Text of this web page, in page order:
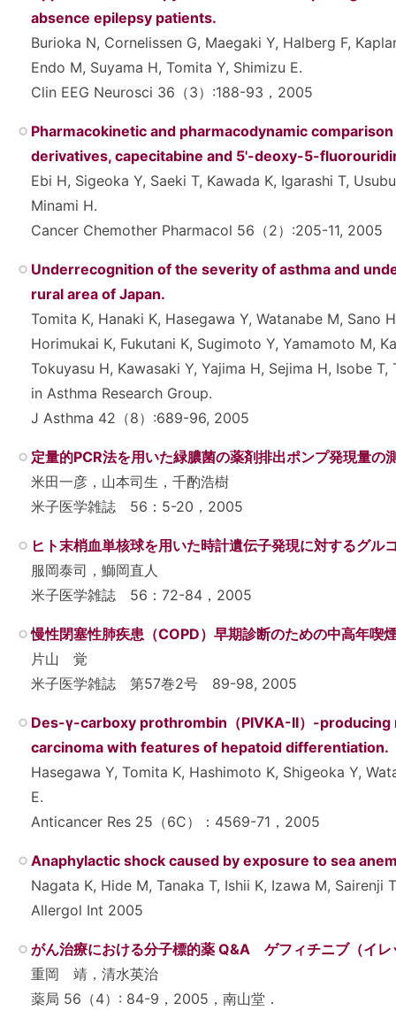
absence epilepsy patients.
Burioka N, Cornelissen G, Maegaki Y, Halberg F,
Endo M, Suyama H, Tomita Y, Shimizu E.
Clin EEG Neurosci 36（3）:188-93，2005
Pharmacokinetic and pharmacodynamic
derivatives, capecitabine and 5'-deoxy-5-
Ebi H, Sigeoka Y, Saeki T, Kawada K, Igarashi T,
Minami H.
Cancer Chemother Pharmacol 56（2）:205-11, 2005
Underrecognition of the severity of asthma and
rural area of Japan.
Tomita K, Hanaki K, Hasegawa Y, Watanabe M, Sano
Horimukai K, Fukutani K, Sugimoto Y, Yamamoto M,
Tokuyasu H, Kawasaki Y, Yajima H, Sejima H, Isobe
in Asthma Research Group.
J Asthma 42（8）:689-96, 2005
定量的PCR法を用いた緑膿菌の薬剤排出ポンプ発現量の
米田一彦，山本司生，千酌浩樹
米子医学雑誌 56：5-20，2005
ヒト末梢血単核球を用いた時計遺伝子発現に対するグル
服岡泰司，鰤岡直人
米子医学雑誌 56：72-84，2005
慢性閉塞性肺疾患（COPD）早期診断のための中高年喫
片山 覚
米子医学雑誌 第57巻2号 89-98, 2005
Des-γ-carboxy prothrombin（PIVKA-II）-
carcinoma with features of hepatoid differentiation.
Hasegawa Y, Tomita K, Hashimoto K, Shigeoka Y,
E.
Anticancer Res 25（6C）：4569-71，2005
Anaphylactic shock caused by exposure to sea
Nagata K, Hide M, Tanaka T, Ishii K, Izawa M, Sairenji
Allergol Int 2005
がん治療における分子標的薬 Q&A ゲフィチニブ（イレ
重岡 靖，清水英治
薬局 56（4）: 84-9，2005，南山堂．